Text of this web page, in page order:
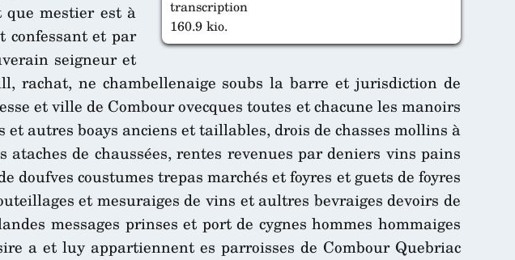
transcription
160.9 kio.
mestier est à
confessant et par
seigneur et
rachat, ne chambellenaige soubs la barre et jurisdiction de
et ville de Combour ovecques toutes et chacune les manoirs
autres boays anciens et taillables, drois de chasses mollins à
de chaussées, rentes revenues par deniers vins pains
coustumes trepas marchés et foyres et guets de foyres
et mesuraiges de vins et aultres bevraiges devoirs de
messages prinses et port de cygnes hommes hommaiges
a et luy appartiennent es parroisses de Combour Quebriac